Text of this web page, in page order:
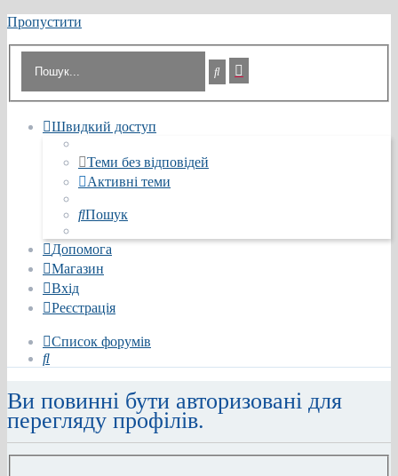
Пропустити
Пошук
Розширений
пошук
Швидкий доступ
Теми без відповідей
Активні теми
Пошук
Допомога
Магазин
Вхід
Реєстрація
Список форумів
Пошук
Ви повинні бути авторизовані для
перегляду профілів.